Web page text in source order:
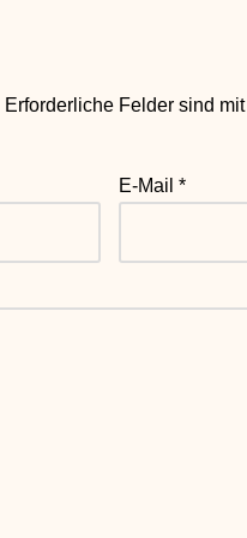
Erforderliche Felder sind mit
E-Mail*